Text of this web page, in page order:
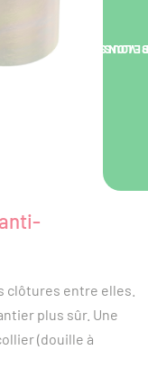
clôtures entre elles.
plus sûr. Une
(douille à
NOUS VOUS